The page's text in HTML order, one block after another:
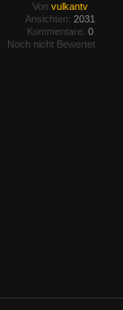
Von vulkantv
Ansichten: 2031
Kommentare: 0
Noch nicht Bewertet